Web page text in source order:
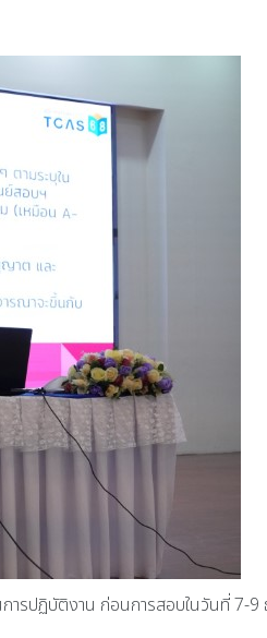
รปฏิบัติงาน ก่อนการสอบในวันที่ 7-